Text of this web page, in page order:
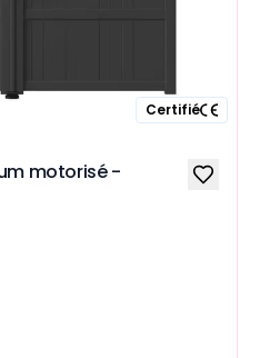
Certifié
motorisé -